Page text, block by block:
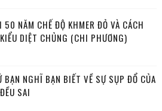
50 NĂM CHẾ ĐỘ KHMER ĐỎ VÀ CÁCH
DIỆT CHỦNG (CHI PHƯƠNG)
BẠN NGHĨ BẠN BIẾT VỀ SỰ SỤP ĐỔ CỦA
SAI